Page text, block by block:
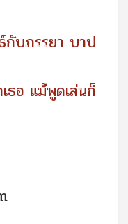
กับภรรยา บาป
ธอ แม้พูดเล่นก็